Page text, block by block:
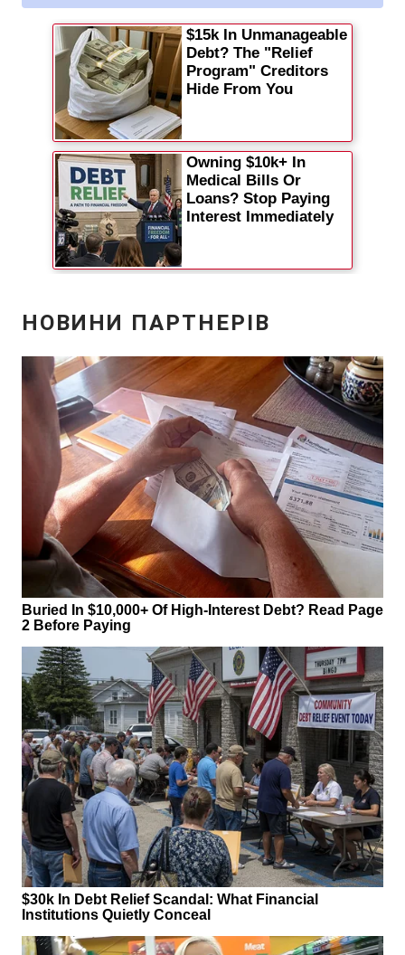
Здоров'я Туризм
Цікавинки Погода
Відео з Youtube
Інтерв'ю Думки
Архів Вакансії
Контакти
Реклама на сайті Фотобанк
Моніторинг Пресцентр